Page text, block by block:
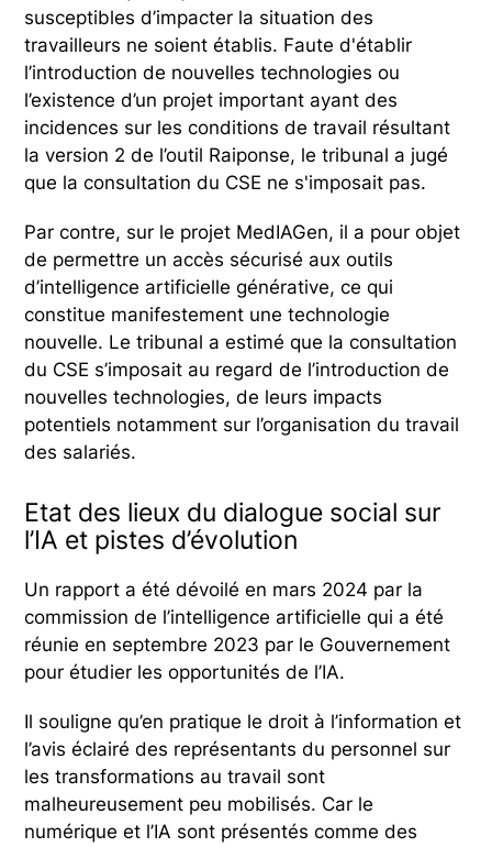
susceptibles d’impacter la situation des
travailleurs ne soient établis. Faute d'établir
l’introduction de nouvelles technologies ou
l’existence d’un projet important ayant des
incidences sur les conditions de travail résultant
la version 2 de l’outil Raiponse, le tribunal a jugé
que la consultation du CSE ne s'imposait pas.
Par contre, sur le projet MedIAGen, il a pour objet
de permettre un accès sécurisé aux outils
d’intelligence artificielle générative, ce qui
constitue manifestement une technologie
nouvelle. Le tribunal a estimé que la consultation
du CSE s’imposait au regard de l’introduction de
nouvelles technologies, de leurs impacts
potentiels notamment sur l’organisation du travail
des salariés.
Etat des lieux du dialogue social sur
l’IA et pistes d’évolution
Un rapport a été dévoilé en mars 2024 par la
commission de l’intelligence artificielle qui a été
réunie en septembre 2023 par le Gouvernement
pour étudier les opportunités de l’IA.
Il souligne qu’en pratique le droit à l’information et
l’avis éclairé des représentants du personnel sur
les transformations au travail sont
malheureusement peu mobilisés. Car le
numérique et l’IA sont présentés comme des